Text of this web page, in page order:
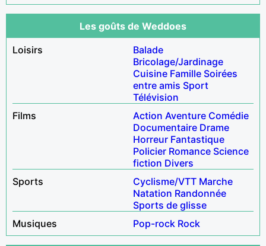
Les goûts de Weddoes
Loisirs
Balade
Bricolage/Jardinage
Cuisine Famille Soirées
entre amis Sport
Télévision
Films
Action Aventure Comédie
Documentaire Drame
Horreur Fantastique
Policier Romance Science
fiction Divers
Sports
Cyclisme/VTT Marche
Natation Randonnée
Sports de glisse
Musiques
Pop-rock Rock